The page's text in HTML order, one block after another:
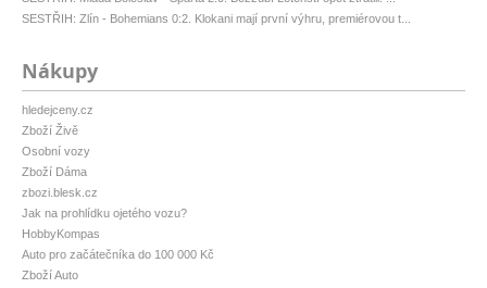
SESTŘIH: Zlín - Bohemians 0:2. Klokani mají první výhru, premiérovou t...
Nákupy
hledejceny.cz
Zboží Živě
Osobní vozy
Zboží Dáma
zbozi.blesk.cz
Jak na prohlídku ojetého vozu?
HobbyKompas
Auto pro začátečníka do 100 000 Kč
Zboží Auto